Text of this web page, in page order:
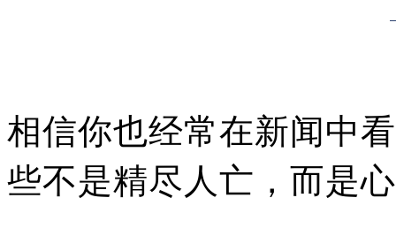
相信你也经常在新闻中
些不是精尽人亡，而是